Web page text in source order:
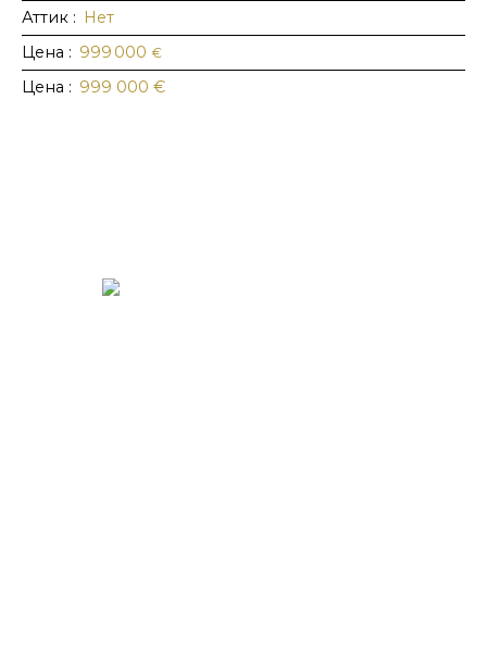
Аттик : Нет
Цена : 999 000 €
Цена : 999 000 €